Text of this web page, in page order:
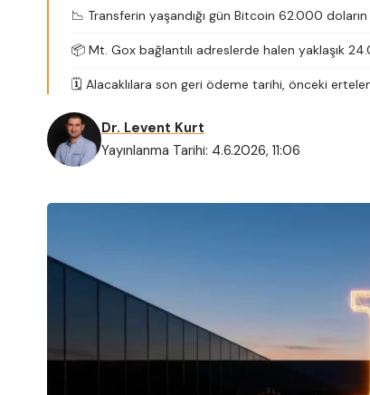
📉 Transferin yaşandığı gün Bitcoin 62.000
📦 Mt. Gox bağlantılı adreslerde halen yaklaşık
🗓️ Alacaklılara son geri ödeme tarihi, önceki
Yayınlanma Tarihi: 4.6.2026, 11:06
Dr. Levent Kurt